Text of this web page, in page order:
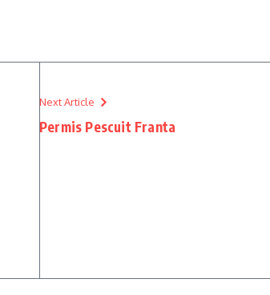
Next Article
Permis Pescuit Franta